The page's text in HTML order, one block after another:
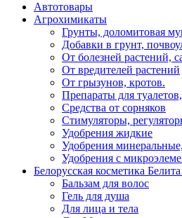
Автотовары
Агрохимикаты
Грунты, доломитовая
Добавки в грунт,
От болезней растений,
От вредителей растений
От грызунов, кротов.
Препараты для
Средства от сорняков
Стимуляторы,
Удобрения жидкие
Удобрения
Удобрения с
Белорусская косметика
Бальзам для волос
Гель для душа
Для лица и тела